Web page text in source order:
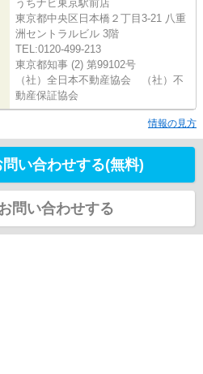
うちナビ東京駅前店
東京都中央区日本橋２丁目3-21 八重
洲セントラルビル 3階
TEL:0120-499-213
東京都知事 (2) 第99102号
（社）全日本不動産協会 （社）不
動産保証協会
情報の見方
い合わせする(無料)
問い合わせする